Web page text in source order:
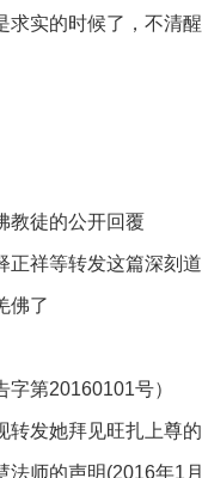
实的时候了，不清
教徒的公开回覆
正祥等转发这篇深刻
佛了
第20160101号）
转发她拜见旺扎上尊
法师的声明(2016年1